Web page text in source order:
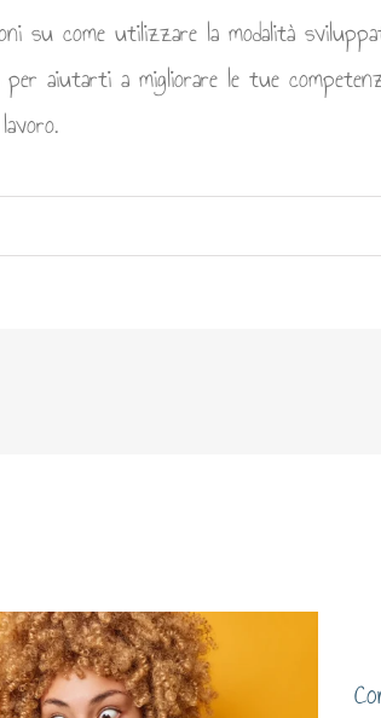
su come utilizzare la modalità
aiutarti a migliorare le tue